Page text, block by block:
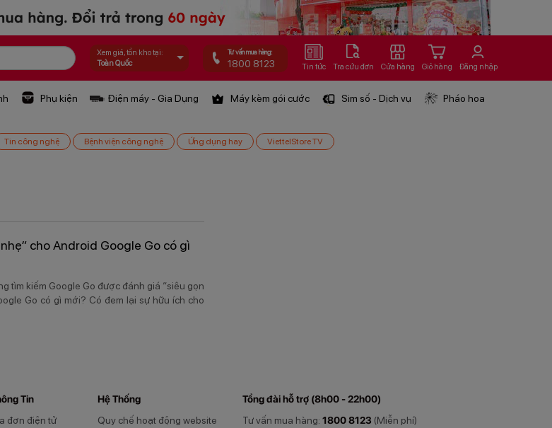
Xem giá, tồn kho tại:
Toàn Quốc
Tư vấn mua hàng:
1800 8123 Tin tức Tra cứu đơn Cửa hàng Giỏ hàng Đăng nhập
Phụ kiện Điện máy - Gia Dụng Máy kèm gói cước Sim số - Dịch vụ Pháo hoa
Tin công nghệ Bệnh viện công nghệ Ứng dụng hay ViettelStore TV
cho Android Google Go có gì
tìm kiếm Google Go được đánh giá “siêu gọn
Go có gì mới? Có đem lại sự hữu ích cho
Tin
đơn điện tử
Hệ Thống
Quy chế hoạt động website
Tổng đài hỗ trợ (8h00 - 22h00)
Tư vấn mua hàng: 1800 8123 (Miễn phí)